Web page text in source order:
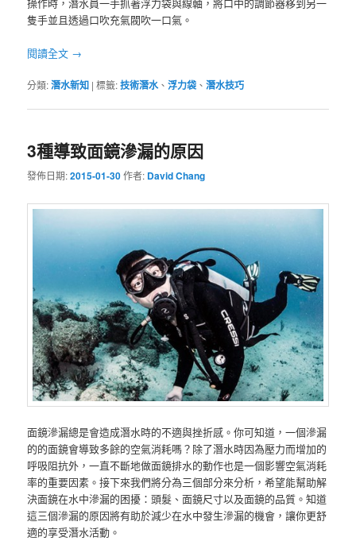
隻手並且透過口吹充氣閥吹一口氣。
閱讀全文 →
分類:潛水新知 |標籤:技術潛水、浮力袋 、潛水技巧
3種導致面鏡滲漏的原因
發佈日期:2015-01-30作者: David Chang
面鏡滲漏總是會造成潛水時的不適與挫折感。你可知道，一個滲漏
的的面鏡會導致多餘的空氣消耗嗎？除了潛水時因為壓力而增加的
呼吸阻抗外，一直不斷地做面鏡排水的動作也是一個影響空氣消耗
率的重要因素。接下來我們將分為三個部分來分析，希望能幫助解
決面鏡在水中滲漏的困擾：頭髮、面鏡尺寸以及面鏡的品質。知道
這三個滲漏的原因將有助於減少在水中發生滲漏的機會，讓你更舒
適的享受潛水活動。